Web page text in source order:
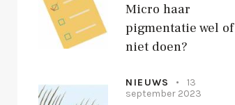
Micro haar
pigmentatie wel of
niet doen?
NIEUWS
13
september 2023